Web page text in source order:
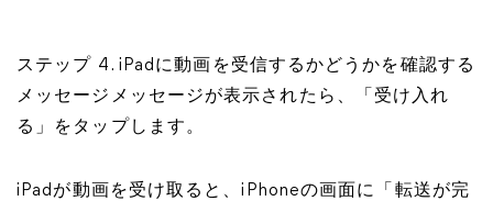
ステップ 4. iPadに動画を受信するかどうかを確認する
メッセージメッセージが表示されたら、「受け入れ
る」をタップします。
iPadが動画を受け取ると、iPhoneの画面に「転送が完